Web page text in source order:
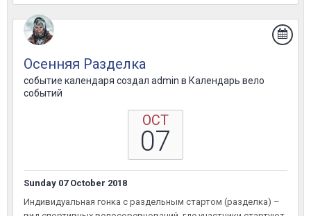
Осенняя Разделка
событие календаря создал admin в Календарь вело
событий
OCT
07
Sunday 07 October 2018
Индивидуальная гонка с раздельным стартом (разделка) –